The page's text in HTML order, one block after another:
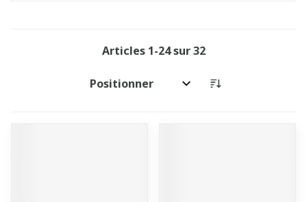
Articles 1-24sur32
Trier par: